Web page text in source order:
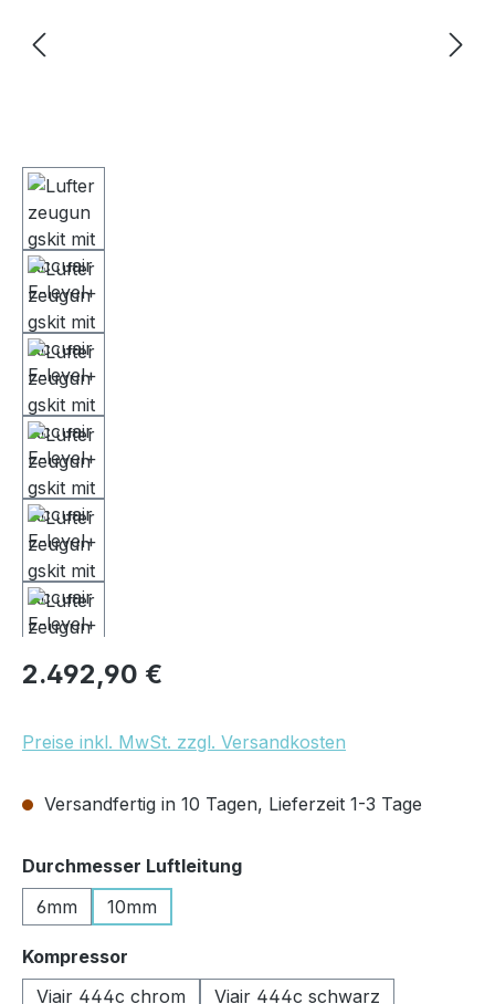
Regulärer Preis:
2.492,90 €
Preise inkl. MwSt. zzgl. Versandkosten
Versandfertig in 10 Tagen, Lieferzeit 1-3 Tage
Durchmesser Luftleitungauswählen
6mm
10mm
Kompressor
Viair 444c chrom
Viair 444c schwarz